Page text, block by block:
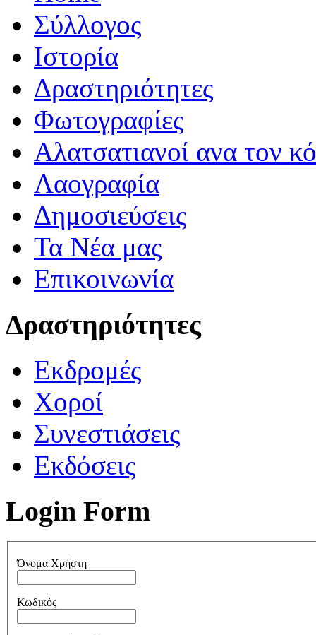
Σύλλογος
Iστορία
Δραστηριότητες
Φωτογραφίες
Αλατσατιανοί ανα τον
Λαογραφία
Δημοσιεύσεις
Τα Νέα μας
Επικοινωνία
Δραστηριότητες
Εκδρομές
Χοροί
Συνεστιάσεις
Εκδόσεις
Login Form
Όνομα Χρήστη
Κωδικός